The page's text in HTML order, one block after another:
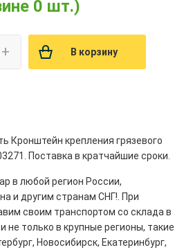
0 шт.)
+ В корзину
Кронштейн крепления грязевого
Поставка в кратчайшие сроки.
в любой регион России,
и другим странам СНГ!. При
своим транспортом со склада в
не только в крупные регионы, такие
Новосибирск, Екатеринбург,